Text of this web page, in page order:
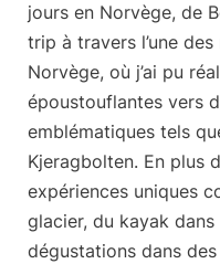
jours en Norvège, de
trip à travers l’une
Norvège, où j’ai pu
époustouflantes vers
emblématiques tels
Kjeragbolten. En plus
expériences uniques
glacier, du kayak
dégustations dans